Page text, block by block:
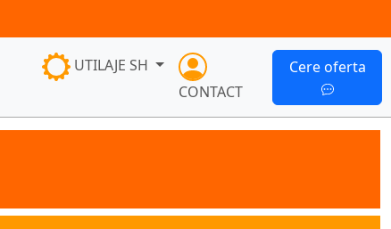
UTILAJE SH
CONTACT
Cere oferta